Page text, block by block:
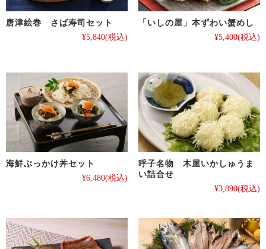
唐津絵巻 さば寿司セット
¥5,840(税込)
「いしの屋」本ずわい蟹めし
¥5,400(税込)
海鮮ぶっかけ丼セット
¥6,480(税込)
呼子名物 木屋いかしゅうま
い詰合せ
¥3,890(税込)